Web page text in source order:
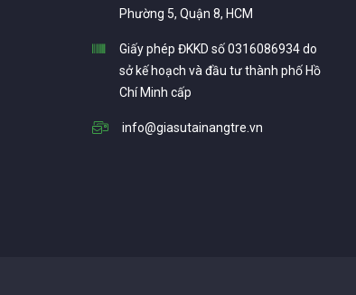
Phường 5, Quận 8, HCM
Giấy phép ĐKKD số 0316086934 do
sở kế hoạch và đầu tư thành phố Hồ
Chí Minh cấp
info@giasutainangtre.vn